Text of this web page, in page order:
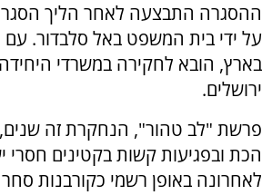
ההסגרה התבצעה לאחר הליך
על ידי בית המשפט באל סלבדור. עם
בארץ, הובא לחקירה במשרדי
ירושלים.
פרשת "לב טהור", הנחקרת זה
הכת ובפגיעות קשות בקטינים חסרי
לאחרונה באופן רשמי כקורבנות